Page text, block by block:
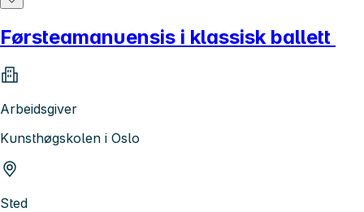
Førsteamanuensis i klassisk ballett
Arbeidsgiver
Kunsthøgskolen i Oslo
Sted